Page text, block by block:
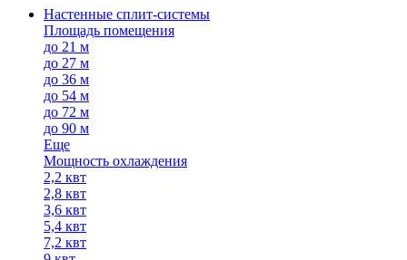
Настенные сплит-системы
Площадь помещения
до 21 м
до 27 м
до 36 м
до 54 м
до 72 м
до 90 м
Еще
Мощность охлаждения
2,2 квт
2,8 квт
3,6 квт
5,4 квт
7,2 квт